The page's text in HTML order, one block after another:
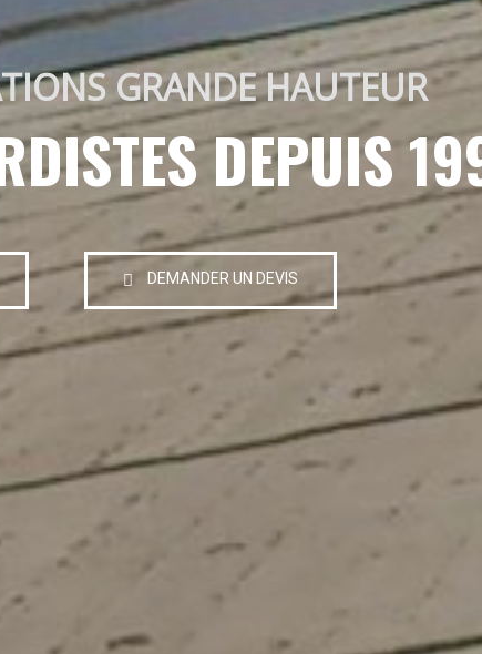
GRANDE HAUTEUR
DEPUIS
DEMANDER UN DEVIS